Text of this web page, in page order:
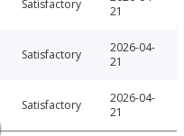
Satisfactory
21
Satisfactory
2026-04-
21
Satisfactory
2026-04-
21